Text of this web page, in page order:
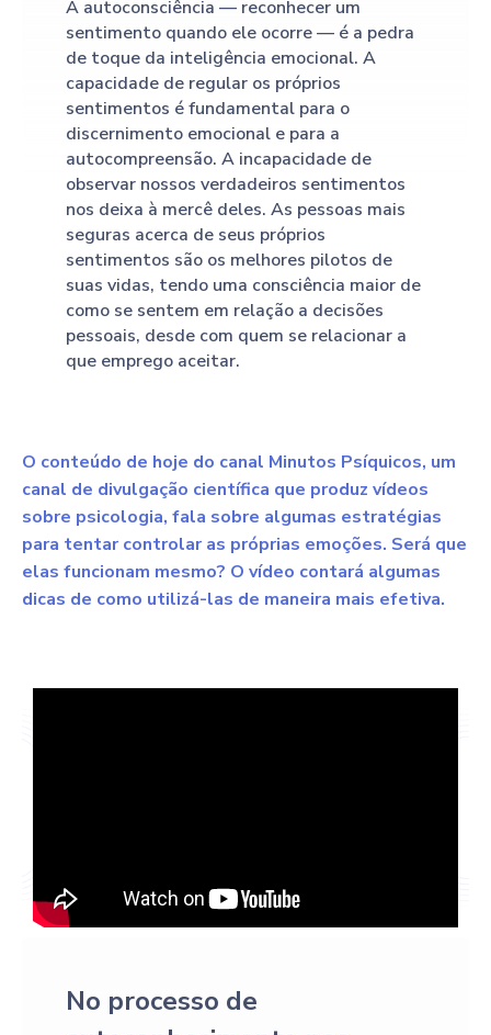
A autoconsciência — reconhecer um
sentimento quando ele ocorre — é a pedra
de toque da inteligência emocional. A
capacidade de regular os próprios
sentimentos é fundamental para o
discernimento emocional e para a
autocompreensão. A incapacidade de
observar nossos verdadeiros sentimentos
nos deixa à mercê deles. As pessoas mais
seguras acerca de seus próprios
sentimentos são os melhores pilotos de
suas vidas, tendo uma consciência maior de
como se sentem em relação a decisões
pessoais, desde com quem se relacionar a
que emprego aceitar.
O conteúdo de hoje do canal Minutos Psíquicos, um
canal de divulgação científica que produz vídeos
sobre psicologia, fala sobre algumas estratégias
para tentar controlar as próprias emoções. Será que
elas funcionam mesmo? O vídeo contará algumas
dicas de como utilizá-las de maneira mais efetiva.
No processo de